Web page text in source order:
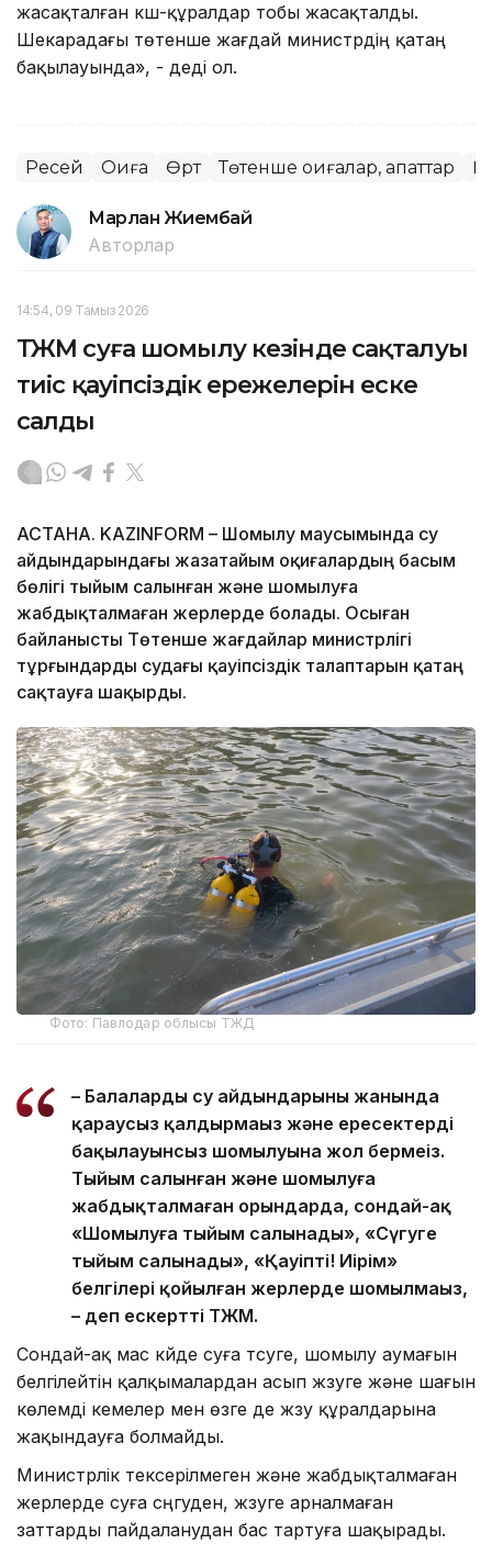
жасақталған күш-құралдар тобы жасақталды.
Шекарадағы төтенше жағдай министрдің қатаң
бақылауында», - деді ол.
Ресей Оқиға Өрт Төтенше оқиғалар, апаттар
Марлан Жиембай
Авторлар
14:54, 09 Тамыз 2026
ТЖМ суға шомылу кезінде сақталуы
тиіс қауіпсіздік ережелерін еске
салды
АСТАНА. KAZINFORM – Шомылу маусымында су
айдындарындағы жазатайым оқиғалардың басым
бөлігі тыйым салынған және шомылуға
жабдықталмаған жерлерде болады. Осыған
байланысты Төтенше жағдайлар министрлігі
тұрғындарды судағы қауіпсіздік талаптарын қатаң
сақтауға шақырды.
Фото: Павлодар облысы ТЖД
– Балаларды су айдындарының жанында
қараусыз қалдырмаңыз және ересектердің
бақылауынсыз шомылуына жол бермеңіз.
Тыйым салынған және шомылуға
жабдықталмаған орындарда, сондай-ақ
«Шомылуға тыйым салынады», «Сүңгуге
тыйым салынады», «Қауіпті! Иірім»
белгілері қойылған жерлерде шомылмаңыз,
– деп ескертті ТЖМ.
Сондай-ақ мас күйде суға түсуге, шомылу аумағын
белгілейтін қалқымалардан асып жүзуге және шағын
көлемді кемелер мен өзге де жүзу құралдарына
жақындауға болмайды.
Министрлік тексерілмеген және жабдықталмаған
жерлерде суға сүңгуден, жүзуге арналмаған
заттарды пайдаланудан бас тартуға шақырады.